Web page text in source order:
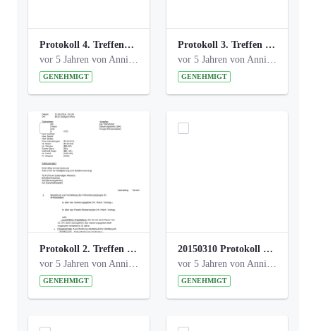
Protokoll 4. Treffen_20141113 AG Bismarckplatz.pdf
vor 5 Jahren von Anni Schlumberger
GENEHMIGT
Protokoll 3. Treffen 20141016 AG Bismarckplatz.pdf
vor 5 Jahren von Anni Schlumberger
GENEHMIGT
Protokoll 2. Treffen 20140315 AG Bismarckplatz.pdf
vor 5 Jahren von Anni Schlumberger
GENEHMIGT
20150310 Protokoll Bismarckplatz_UrbanG_02.pdf
vor 5 Jahren von Anni Schlumberger
GENEHMIGT